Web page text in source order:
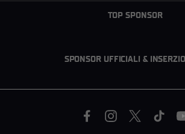
TOP SPONSOR
SPONSOR UFFICIALI &